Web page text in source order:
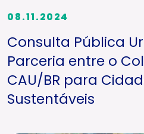
08.11.2024
Consulta Pública
Parceria entre o
CAU/BR para
Sustentáveis